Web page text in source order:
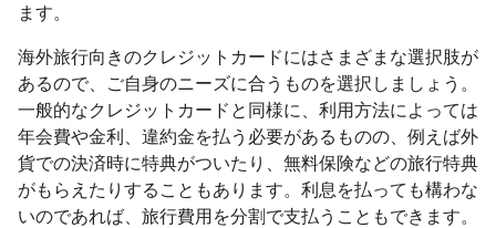
ます。
海外旅行向きのクレジットカードにはさまざまな選択肢が
あるので、ご自身のニーズに合うものを選択しましょう。
一般的なクレジットカードと同様に、利用方法によっては
年会費や金利、違約金を払う必要があるものの、例えば外
貨での決済時に特典がついたり、無料保険などの旅行特典
がもらえたりすることもあります。利息を払っても構わな
いのであれば、旅行費用を分割で支払うこともできます。